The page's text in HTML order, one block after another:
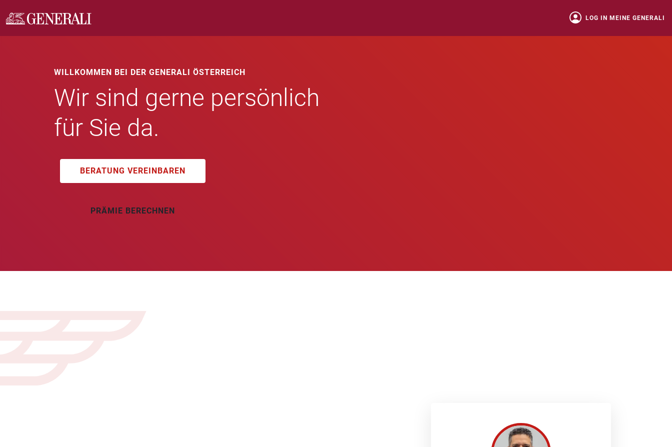
LOG IN MEINE GENERALI
WILLKOMMEN BEI DER GENERALI ÖSTERREICH
Wir sind gerne persönlich
für Sie da.
BERATUNG VEREINBAREN
PRÄMIE BERECHNEN